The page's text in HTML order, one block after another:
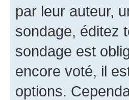
par leur auteur,
sondage, éditez
sondage est
encore voté, il
options.